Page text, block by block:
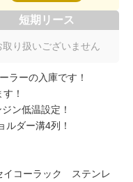
短期リース
取り扱いございません
ラーの入庫です！
！
ン低温設定！
ルダー溝4列！
イコーラック ステンレ